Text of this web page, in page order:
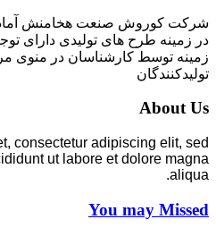
شرکت کوروش صنعت هخامنش
در زمینه طرح های تولیدی دارای
زمینه توسط کارشناسان در منوی
تولیدکنندگان
About Us
consectetur adipiscing elit, sed
ut labore et dolore magna
aliqua.
You may Missed